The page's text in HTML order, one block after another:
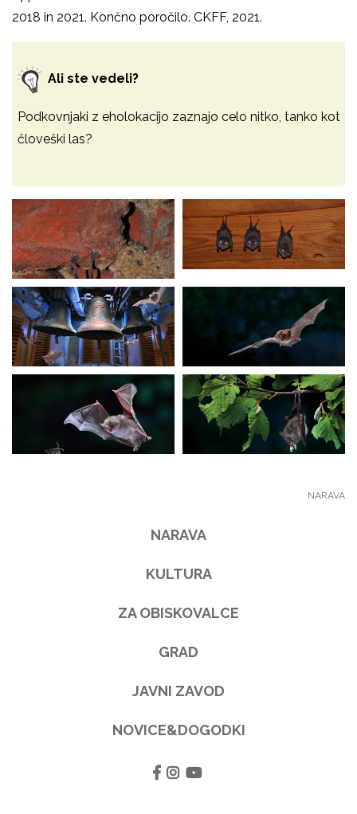
2018 in 2021. Končno poročilo. CKFF, 2021.
Ali ste vedeli?
Podkovnjaki z eholokacijo zaznajo celo nitko, tanko kot
človeški las?
NARAVA
NARAVA
KULTURA
ZA OBISKOVALCE
GRAD
JAVNI ZAVOD
NOVICE&DOGODKI